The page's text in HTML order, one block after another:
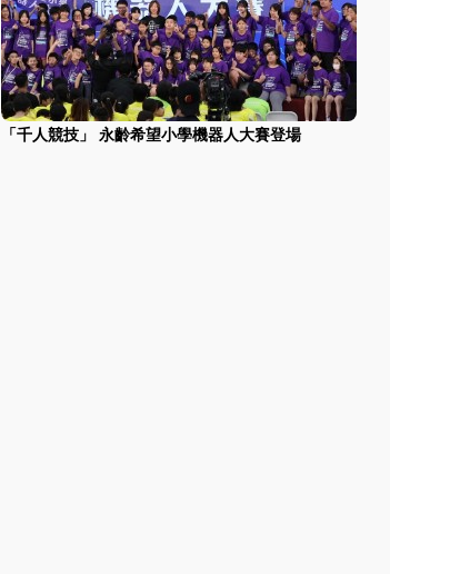
「千人競技」 永齡希望小學機器人大賽登場